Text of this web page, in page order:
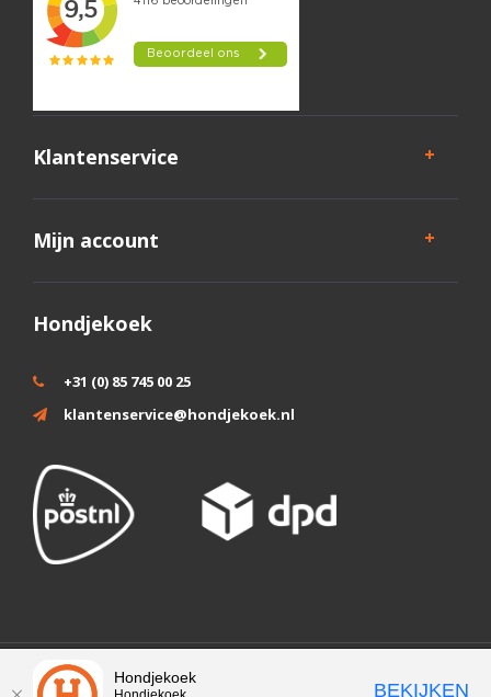
Klantenservice
Mijn account
Hondjekoek
+31 (0) 85 745 00 25
klantenservice@hondjekoek.nl
Wij slaan cookies op om onze website te verbeteren. Is dat akkoord?
Hondjekoek
BEKIJKEN